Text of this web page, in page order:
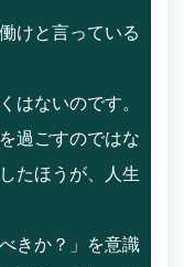
けと言っている
はないのです。
過ごすのではな
たほうが、人生
きか？」を意識